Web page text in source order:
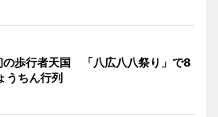
の歩行者天国 「八広八八祭り」で8
うちん行列